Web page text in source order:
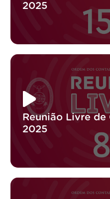
2025
Reunião Livre
2025